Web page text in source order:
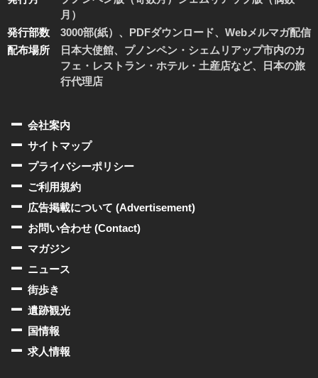
月）
発行部数
3000部(紙）、PDFダウンロード、Webメルマガ配信
配布場所
日本大使館、プノンペン・シェムリアップ市内のカ
フェ・レストラン・ホテル・土産店など、日本の旅
行代理店
会社案内
サイトマップ
プライバシーポリシー
ご利用規約
広告掲載について (Advertisement)
お問い合わせ (Contact)
マガジン
ニュース
街歩き
遺跡観光
国情報
求人情報